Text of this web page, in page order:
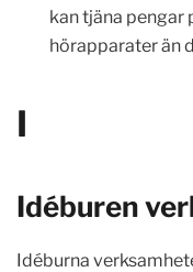
kan tjäna pengar
hörapparater än
I
Idéburen
Idéburna